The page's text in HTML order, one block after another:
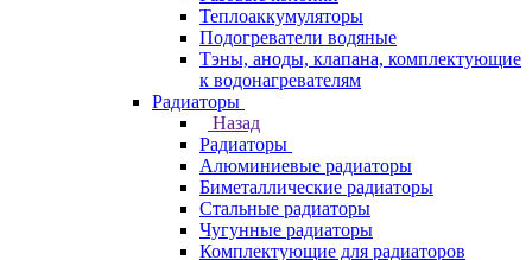
Теплоаккумуляторы
Подогреватели водяные
Тэны, аноды, клапана, комплектующие
к водонагревателям
Радиаторы
Назад
Радиаторы
Алюминиевые радиаторы
Биметаллические радиаторы
Стальные радиаторы
Чугунные радиаторы
Комплектующие для радиаторов